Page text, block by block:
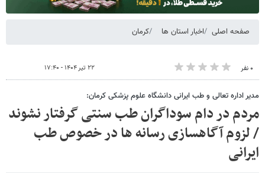
صفحه اصلی اخبار استان ها کرمان
۰ نفر ۲۲ تیر ۱۴۰۴ - ۱۷:۴۰
مدیر اداره تعالی و طب ایرانی دانشگاه علوم پزشکی کرمان:
مردم در دام سوداگران طب سنتی گرفتار نشوند
/ لزوم آگاهسازی رسانه ها در خصوص طب
ایرانی